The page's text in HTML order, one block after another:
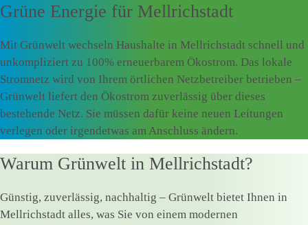
Grüne Energie für Mellrichstadt
Mit Grünwelt wechseln Haushalte in Mellrichstadt schnell und
unkompliziert zu 100% erneuerbarem Ökostrom. Das lokale
Stromnetz wird von Ihrem örtlichen Netzbetreiber betrieben –
Grünwelt liefert den Ökostrom zuverlässig über dieses
bestehende Netz. Sie müssen dafür keine neuen Leitungen
verlegen oder irgendetwas am Anschluss ändern.
Warum Grünwelt in Mellrichstadt?
Günstig, zuverlässig, nachhaltig – Grünwelt bietet Ihnen in
Mellrichstadt alles, was Sie von einem modernen